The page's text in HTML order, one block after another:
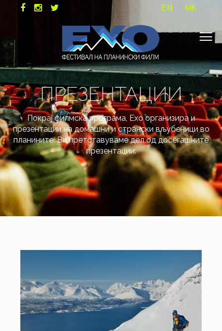
EN MK
ПРЕЗЕНТАЦИИ
Покрај филмска програма, Ехо организира и
презентации на домашни и странски вљубеници во
планините. Ви претставуваме дел од досегашните
презентации: